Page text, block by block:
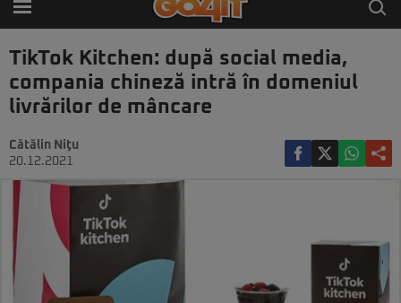
TikTok Kitchen: după social media,
compania chineză intră în domeniul
livrărilor de mâncare
Cătălin Niţu
20.12.2021